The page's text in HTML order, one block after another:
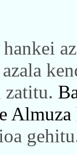
azala
zatitu.
Almuza